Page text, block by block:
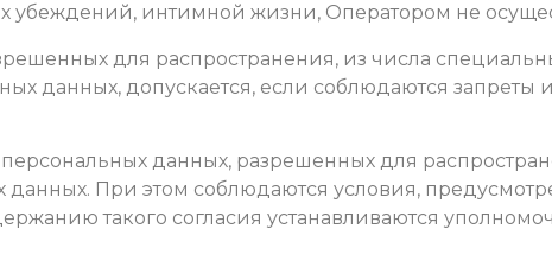
убеждений, интимной жизни, Оператором не
для распространения, из числа
данных, допускается, если соблюдаются запреты
персональных данных, разрешенных для
При этом соблюдаются условия,
такого согласия устанавливаются